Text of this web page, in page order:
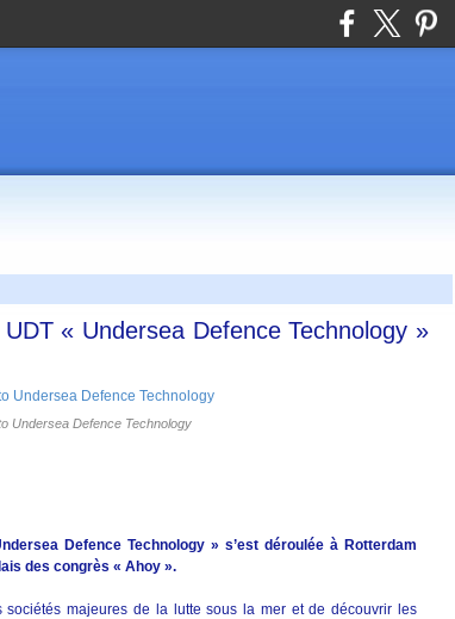
« Undersea Defence Technology »
Undersea Defence Technology
Defence Technology » s’est déroulée à Rotterdam
des congrès « Ahoy ».
majeures de la lutte sous la mer et de découvrir les